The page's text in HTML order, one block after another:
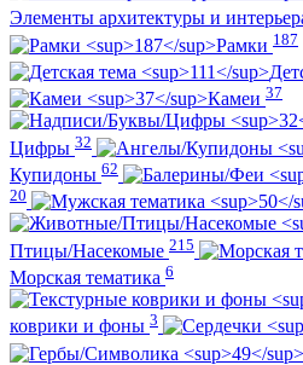
Элементы архитектуры и
Рамки 187
Камеи 37
Цифры 32
Купидоны 62
20
Птицы/Насекомые 215
Морская тематика 6
коврики и фоны 3